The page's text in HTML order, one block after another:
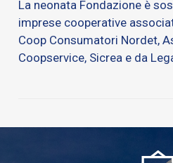
La neonata Fondazione è
imprese cooperative
Coop Consumatori Nordet,
Coopservice, Sicrea e da